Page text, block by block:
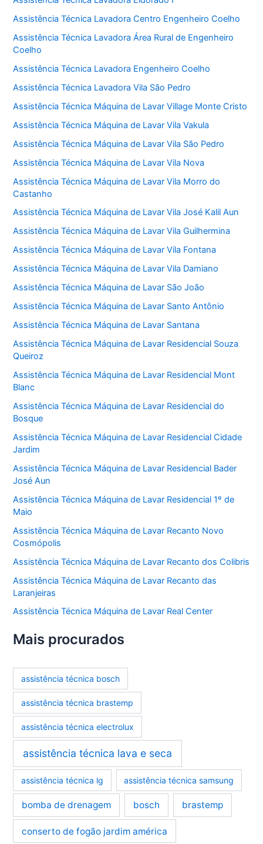
Assistência Técnica Lavadora Centro Engenheiro Coelho
Assistência Técnica Lavadora Área Rural de Engenheiro
Coelho
Assistência Técnica Lavadora Engenheiro Coelho
Assistência Técnica Lavadora Vila São Pedro
Assistência Técnica Máquina de Lavar Village Monte Cristo
Assistência Técnica Máquina de Lavar Vila Vakula
Assistência Técnica Máquina de Lavar Vila São Pedro
Assistência Técnica Máquina de Lavar Vila Nova
Assistência Técnica Máquina de Lavar Vila Morro do
Castanho
Assistência Técnica Máquina de Lavar Vila José Kalil Aun
Assistência Técnica Máquina de Lavar Vila Guilhermina
Assistência Técnica Máquina de Lavar Vila Fontana
Assistência Técnica Máquina de Lavar Vila Damiano
Assistência Técnica Máquina de Lavar São João
Assistência Técnica Máquina de Lavar Santo Antônio
Assistência Técnica Máquina de Lavar Santana
Assistência Técnica Máquina de Lavar Residencial Souza
Queiroz
Assistência Técnica Máquina de Lavar Residencial Mont
Blanc
Assistência Técnica Máquina de Lavar Residencial do
Bosque
Assistência Técnica Máquina de Lavar Residencial Cidade
Jardim
Assistência Técnica Máquina de Lavar Residencial Bader
José Aun
Assistência Técnica Máquina de Lavar Residencial 1º de
Maio
Assistência Técnica Máquina de Lavar Recanto Novo
Cosmópolis
Assistência Técnica Máquina de Lavar Recanto dos Colibris
Assistência Técnica Máquina de Lavar Recanto das
Laranjeiras
Assistência Técnica Máquina de Lavar Real Center
Mais procurados
assistência técnica bosch
assistência técnica brastemp
assistência técnica electrolux
assistência técnica lava e seca
assistência técnica lg assistência técnica samsung
bomba de drenagem bosch brastemp
conserto de fogão jardim américa